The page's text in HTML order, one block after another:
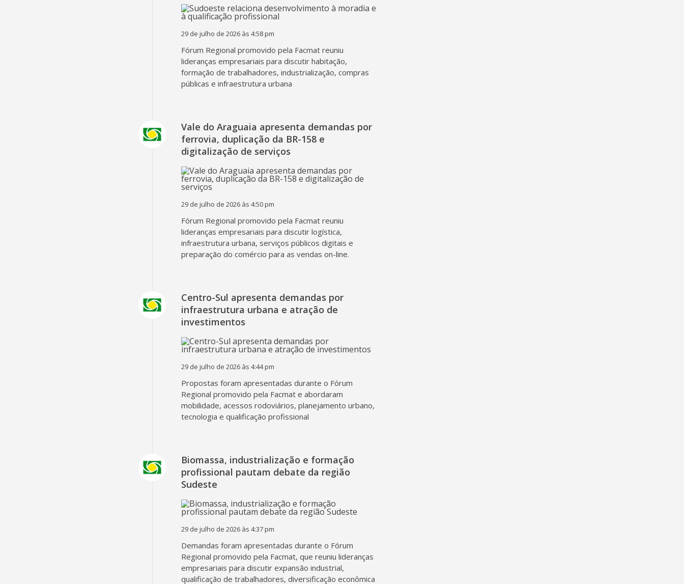
29 de julho de 2026 às 4:58 pm
Fórum Regional promovido pela Facmat reuniu
lideranças empresariais para discutir habitação,
formação de trabalhadores, industrialização, compras
públicas e infraestrutura urbana
Vale do Araguaia apresenta demandas por
ferrovia, duplicação da BR-158 e
digitalização de serviços
29 de julho de 2026 às 4:50 pm
Fórum Regional promovido pela Facmat reuniu
lideranças empresariais para discutir logística,
infraestrutura urbana, serviços públicos digitais e
preparação do comércio para as vendas on-line.
Centro-Sul apresenta demandas por
infraestrutura urbana e atração de
investimentos
29 de julho de 2026 às 4:44 pm
Propostas foram apresentadas durante o Fórum
Regional promovido pela Facmat e abordaram
mobilidade, acessos rodoviários, planejamento urbano,
tecnologia e qualificação profissional
Biomassa, industrialização e formação
profissional pautam debate da região
Sudeste
29 de julho de 2026 às 4:37 pm
Demandas foram apresentadas durante o Fórum
Regional promovido pela Facmat, que reuniu lideranças
empresariais para discutir expansão industrial,
qualificação de trabalhadores, diversificação econômica